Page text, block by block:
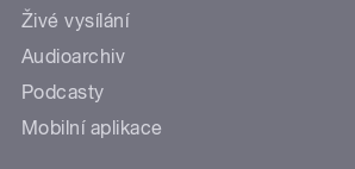
Živé vysílání
Audioarchiv
Podcasty
Mobilní aplikace